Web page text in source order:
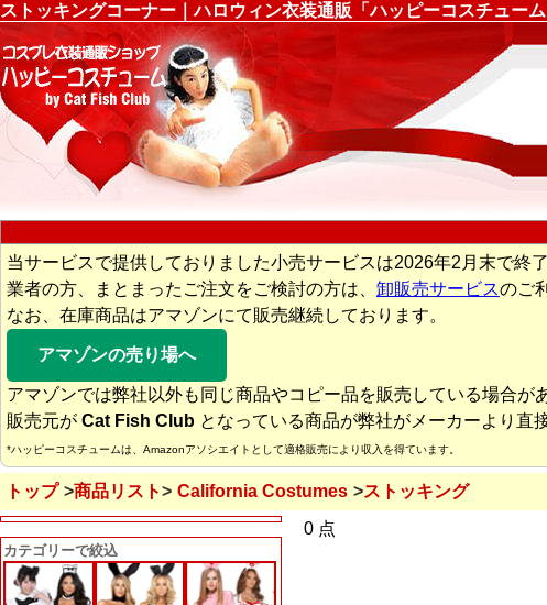
ストッキングコーナー｜ハロウィン衣装通販「ハッピーコスチューム
当サービスで提供しておりました小売サービスは2026年2月末で終
業者の方、まとまったご注文をご検討の方は、 卸販売サービスのご
なお、在庫商品はアマゾンにて販売継続しております。
アマゾンの売り場へ
アマゾンでは弊社以外も同じ商品やコピー品を販売している場合が
販売元が Cat Fish Club となっている商品が弊社がメーカーより直
*ハッピーコスチュームは、Amazonアソシエイトとして適格販売により収入を得ています。
トップ 商品リスト California Costumes ストッキング
カテゴリーで絞込
0 点